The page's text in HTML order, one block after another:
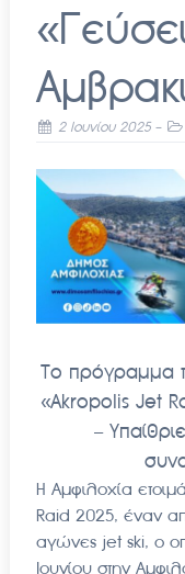
2 Ιουνίου 2025-
Το πρόγραμμα
«Akropolis Jet
–
Η Αμφιλοχία
Raid 2025, έναν
αγώνες jet ski, ο
Ιουνίου στην